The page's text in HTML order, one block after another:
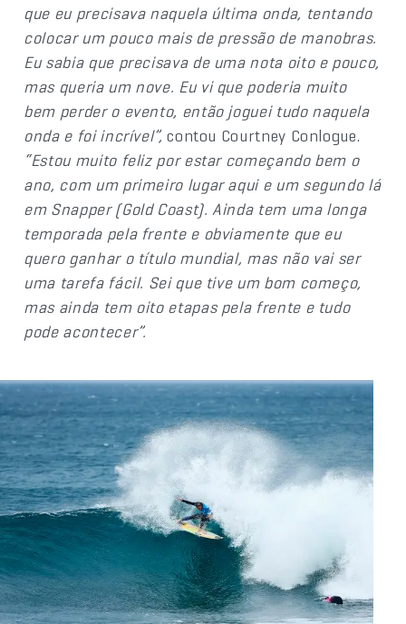
que eu precisava naquela última onda, tentando
colocar um pouco mais de pressão de manobras.
Eu sabia que precisava de uma nota oito e pouco,
mas queria um nove. Eu vi que poderia muito
bem perder o evento, então joguei tudo naquela
onda e foi incrível”,contou Courtney Conlogue.
“Estou muito feliz por estar começando bem o
ano, com um primeiro lugar aqui e um segundo lá
em Snapper (Gold Coast). Ainda tem uma longa
temporada pela frente e obviamente que eu
quero ganhar o título mundial, mas não vai ser
uma tarefa fácil. Sei que tive um bom começo,
mas ainda tem oito etapas pela frente e tudo
pode acontecer”.